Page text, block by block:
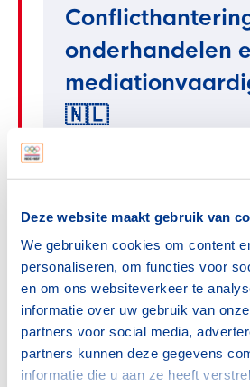
Deze website maakt gebruik van
We gebruiken cookies om content
personaliseren, om functies voor
en om ons websiteverkeer te
informatie over uw gebruik van
partners voor social media,
partners kunnen deze gegevens
informatie die u aan ze heeft
onderhandelen
🇳🇱
Juridisch | 18 mei 2026 - 15 juni
Conflicten worden vaak
belangen of emoties blijven
met nieuwe escalaties als
cursus leer je met een
aan échte oplossingen voor
Klik hier voor meer